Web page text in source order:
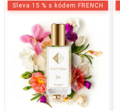
Sleva 15 % s kódem FRENCH